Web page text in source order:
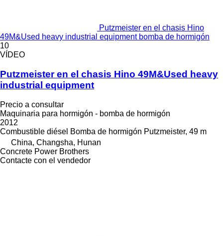
Putzmeister en el chasis Hino
49M&Used heavy industrial equipment bomba de hormigón
10
VÍDEO
Putzmeister en el chasis Hino 49M&Used heavy
industrial equipment
Precio a consultar
Maquinaria para hormigón - bomba de hormigón
2012
Combustible diésel Bomba de hormigón Putzmeister, 49 m
China, Changsha, Hunan
Concrete Power Brothers
Contacte con el vendedor